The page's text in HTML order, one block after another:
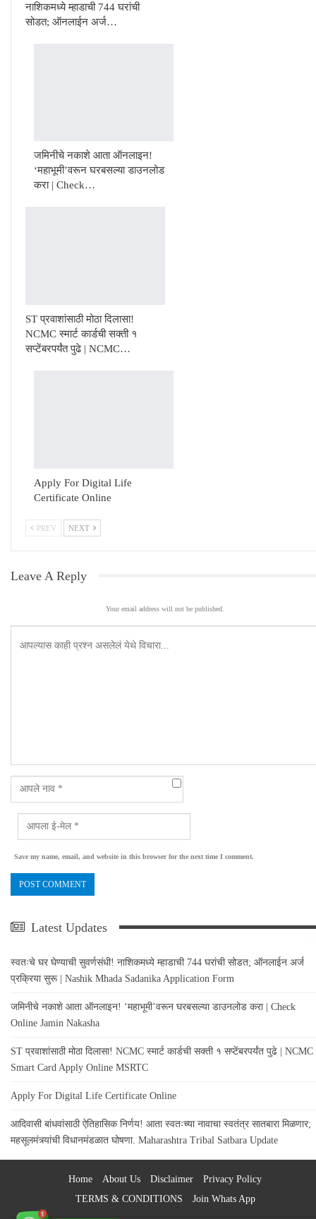
नाशिकमध्ये म्हाडाची 744 घरांची
सोडत; ऑनलाईन अर्ज…
जमिनीचे नकाशे आता ऑनलाइन!
‘महाभूमी’वरून घरबसल्या डाउनलोड
करा | Check…
ST प्रवाशांसाठी मोठा दिलासा!
NCMC स्मार्ट कार्डची सक्ती १
सप्टेंबरपर्यंत पुढे | NCMC…
Apply For Digital Life
Certificate Online
PREV NEXT
Leave A Reply
Your email address will not be published.
Save my name, email, and website in this browser for the next time I comment.
Latest Updates
स्वतःचे घर घेण्याची सुवर्णसंधी! नाशिकमध्ये म्हाडाची 744 घरांची सोडत; ऑनलाईन अर्ज
प्रक्रिया सुरू | Nashik Mhada Sadanika Application Form
जमिनीचे नकाशे आता ऑनलाइन! ‘महाभूमी’वरून घरबसल्या डाउनलोड करा | Check
Online Jamin Nakasha
ST प्रवाशांसाठी मोठा दिलासा! NCMC स्मार्ट कार्डची सक्ती १ सप्टेंबरपर्यंत पुढे | NCMC
Smart Card Apply Online MSRTC
Apply For Digital Life Certificate Online
आदिवासी बांधवांसाठी ऐतिहासिक निर्णय! आता स्वतःच्या नावाचा स्वतंत्र सातबारा मिळणार;
महसूलमंत्र्यांची विधानमंडळात घोषणा. Maharashtra Tribal Satbara Update
Home About Us Disclaimer
Privacy Policy
TERMS & CONDITIONS
Join Whats App